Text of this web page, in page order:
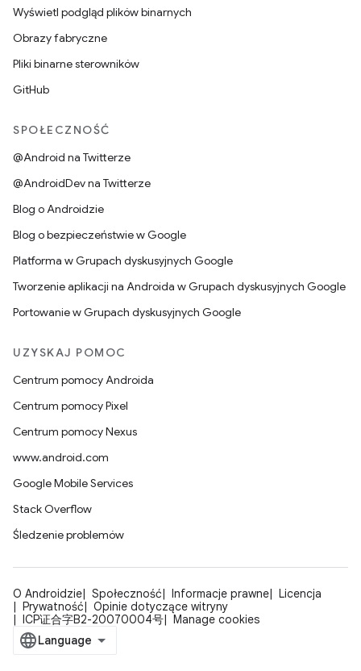
Wyświetl podgląd plików binarnych
Obrazy fabryczne
Pliki binarne sterowników
GitHub
SPOŁECZNOŚĆ
@Android na Twitterze
@AndroidDev na Twitterze
Blog o Androidzie
Blog o bezpieczeństwie w Google
Platforma w Grupach dyskusyjnych Google
Tworzenie aplikacji na Androida w Grupach dyskusyjnych Google
Portowanie w Grupach dyskusyjnych Google
UZYSKAJ POMOC
Centrum pomocy Androida
Centrum pomocy Pixel
Centrum pomocy Nexus
www.android.com
Google Mobile Services
Stack Overflow
Śledzenie problemów
O Androidzie Społeczność Informacje prawne
Licencja
Prywatność
Opinie dotyczące witryny
ICP证合字B2-20070004号
Manage cookies